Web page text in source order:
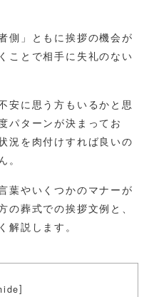
側」ともに挨拶の機会が
ことで相手に失礼のない
安に思う方もいるかと思
パターンが決まってお
況を肉付けすれば良いの
。
葉やいくつかのマナーが
葬式での挨拶文例と、
解説します。
]